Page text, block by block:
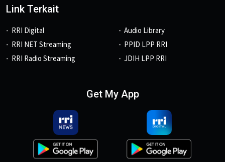
Link Terkait
RRI Digital
RRI NET Streaming
RRI Radio Streaming
Audio Library
PPID LPP RRI
JDIH LPP RRI
Get My App